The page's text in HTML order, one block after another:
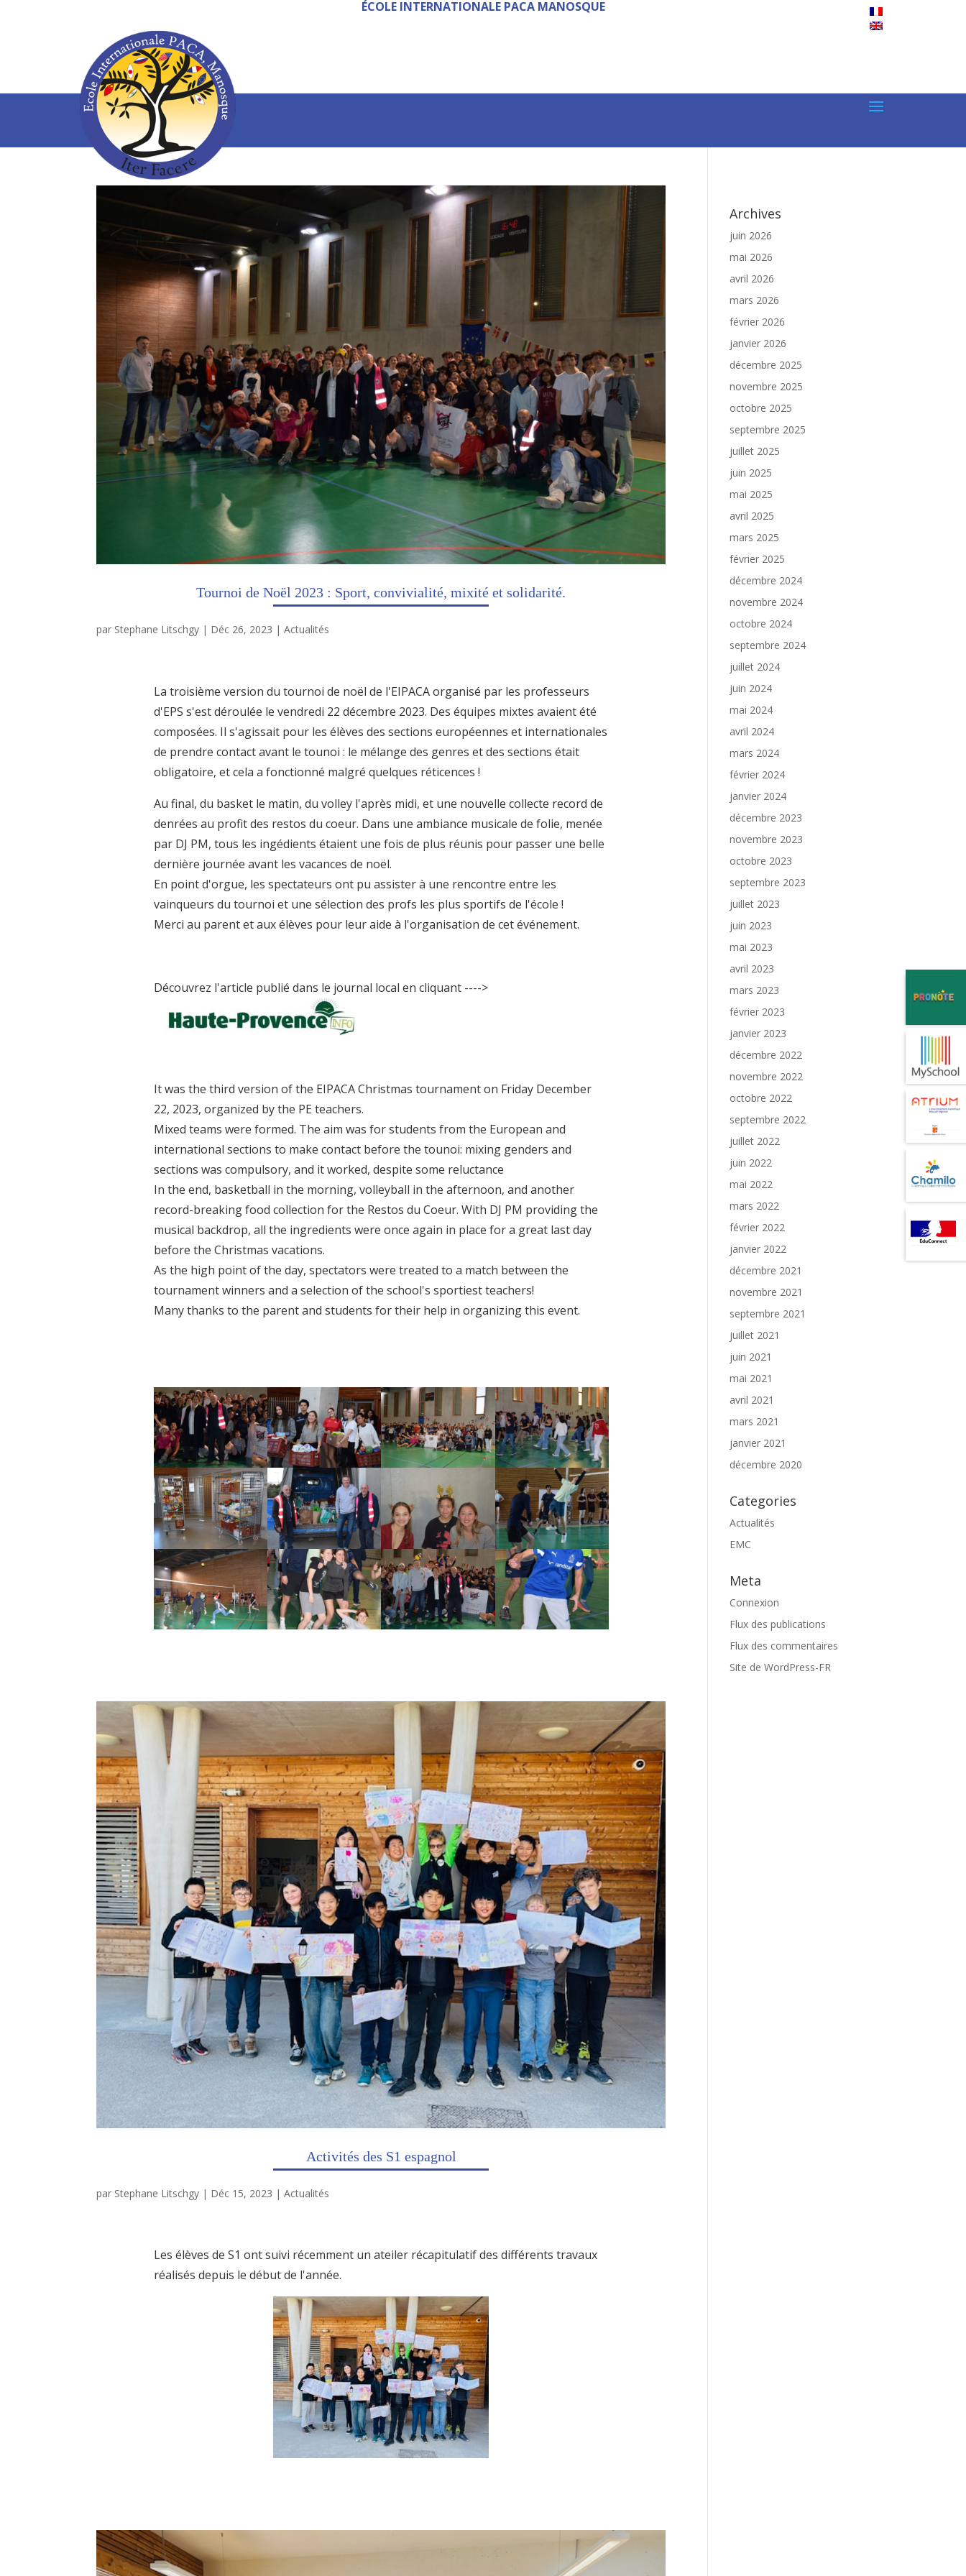
ÉCOLE INTERNATIONALE PACA MANOSQUE
Tournoi de Noël 2023 : Sport, convivialité, mixité et solidarité.
par Stephane Litschgy | Déc 26, 2023 |Actualités
La troisième version du tournoi de noël de l'EIPACA organisé par les professeurs
d'EPS s'est déroulée le vendredi 22 décembre 2023. Des équipes mixtes avaient été
composées. Il s'agissait pour les élèves des sections européennes et internationales
de prendre contact avant le tounoi : le mélange des genres et des sections était
obligatoire, et cela a fonctionné malgré quelques réticences !
Au final, du basket le matin, du volley l'après midi, et une nouvelle collecte record de
denrées au profit des restos du coeur. Dans une ambiance musicale de folie, menée
par DJ PM, tous les ingédients étaient une fois de plus réunis pour passer une belle
dernière journée avant les vacances de noël.
En point d'orgue, les spectateurs ont pu assister à une rencontre entre les
vainqueurs du tournoi et une sélection des profs les plus sportifs de l'école !
Merci au parent et aux élèves pour leur aide à l'organisation de cet événement.
Découvrez l'article publié dans le journal local en cliquant ---->
It was the third version of the EIPACA Christmas tournament on Friday December
22, 2023, organized by the PE teachers.
Mixed teams were formed. The aim was for students from the European and
international sections to make contact before the tounoi: mixing genders and
sections was compulsory, and it worked, despite some reluctance
In the end, basketball in the morning, volleyball in the afternoon, and another
record-breaking food collection for the Restos du Coeur. With DJ PM providing the
musical backdrop, all the ingredients were once again in place for a great last day
before the Christmas vacations.
As the high point of the day, spectators were treated to a match between the
tournament winners and a selection of the school's sportiest teachers!
Many thanks to the parent and students for their help in organizing this event.
Activités des S1 espagnol
par Stephane Litschgy | Déc 15, 2023 |Actualités
Les élèves de S1 ont suivi récemment un ateiler récapitulatif des différents travaux
réalisés depuis le début de l'année.
Archives
juin 2026
mai 2026
avril 2026
mars 2026
février 2026
janvier 2026
décembre 2025
novembre 2025
octobre 2025
septembre 2025
juillet 2025
juin 2025
mai 2025
avril 2025
mars 2025
février 2025
décembre 2024
novembre 2024
octobre 2024
septembre 2024
juillet 2024
juin 2024
mai 2024
avril 2024
mars 2024
février 2024
janvier 2024
décembre 2023
novembre 2023
octobre 2023
septembre 2023
juillet 2023
juin 2023
mai 2023
avril 2023
mars 2023
février 2023
janvier 2023
décembre 2022
novembre 2022
octobre 2022
septembre 2022
juillet 2022
juin 2022
mai 2022
mars 2022
février 2022
janvier 2022
décembre 2021
novembre 2021
septembre 2021
juillet 2021
juin 2021
mai 2021
avril 2021
mars 2021
janvier 2021
décembre 2020
Categories
Actualités
EMC
Meta
Connexion
Flux des publications
Flux des commentaires
Site de WordPress-FR